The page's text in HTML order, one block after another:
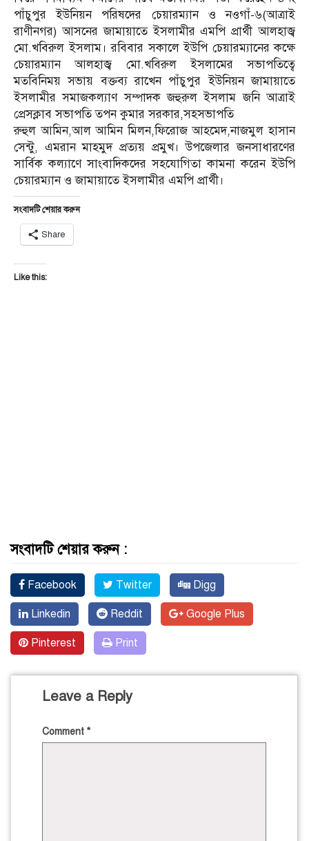
পাঁচুপুর ইউনিয়ন পরিষদের চেয়ারম্যান ও নওগাঁ-৬(আত্রাই
রাণীনগর) আসনের জামায়াতে ইসলামীর এমপি প্রার্থী আলহাজ্ব
মো.খবিরুল ইসলাম। রবিবার সকালে ইউপি চেয়ারম্যানের কক্ষে
চেয়ারম্যান আলহাজ্ব মো.খবিরুল ইসলামের সভাপতিত্বে
মতবিনিময় সভায় বক্তব্য রাখেন পাঁচুপুর ইউনিয়ন জামায়াতে
ইসলামীর সমাজকল্যাণ সম্পাদক জহুরুল ইসলাম জনি আত্রাই
প্রেসক্লাব সভাপতি তপন কুমার সরকার,সহসভাপতি
রুহুল আমিন,আল আমিন মিলন,ফিরোজ আহমেদ,নাজমুল হাসান
সেন্টু, এমরান মাহমুদ প্রত্যয় প্রমুখ। উপজেলার জনসাধারণের
সার্বিক কল্যাণে সাংবাদিকদের সহযোগিতা কামনা করেন ইউপি
চেয়ারম্যান ও জামায়াতে ইসলামীর এমপি প্রার্থী।
সংবাদটি শেয়ার করুন
Share
Like this:
সংবাদটি শেয়ার করুন :
Facebook Twitter Digg
Linkedin Reddit Google Plus
Pinterest Print
Leave a Reply
Comment *